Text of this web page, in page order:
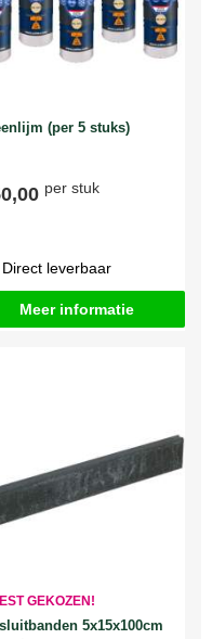
(per 5 stuks)
per stuk
Direct leverbaar
Meer informatie
GEKOZEN!
5x15x100cm